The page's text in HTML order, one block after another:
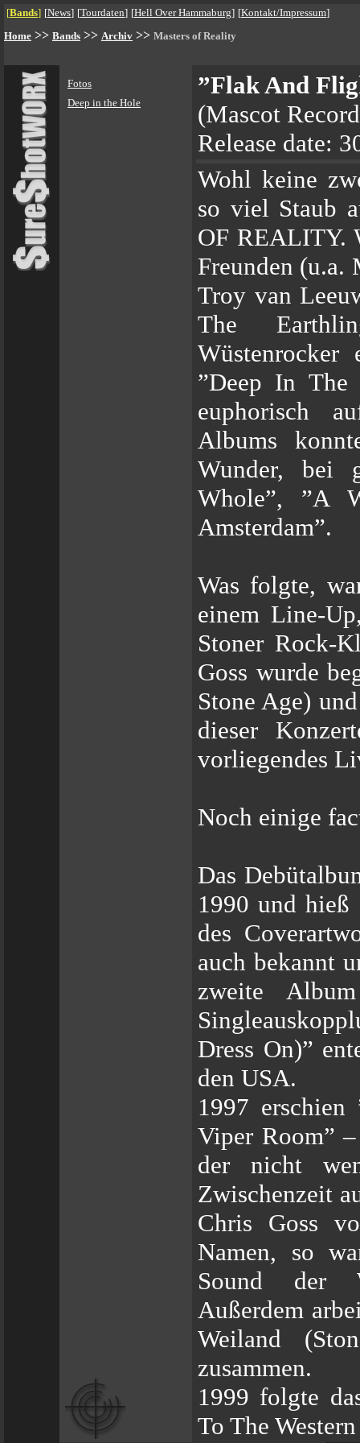
[Bands] [News] [Tourdaten] [Hell Over Hammaburg] [Kontakt/Impressum]
Home >> Bands >> Archiv >> Masters of Reality
Fotos
Deep in the Hole
”Flak And
(Mascot
Release date:
Wohl keine
so viel Staub
OF REALITY.
Freunden (u.a.
Troy van
The
Wüstenrocker
”Deep In The
euphorisch
Albums
Wunder, bei
Whole”, ”A
Amsterdam”.
Was folgte,
einem Line-
Stoner Rock-
Goss wurde
Stone Age)
dieser
vorliegendes
Noch einige
Das
1990 und hieß
des
auch bekannt
zweite
Dress On)”
den USA.
1997
Viper Room”
der nicht
Zwischenzeit
Chris Goss
Namen, so
Sound der
Außerdem
Weiland
zusammen.
1999 folgte
To The